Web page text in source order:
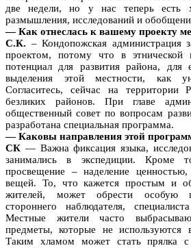
две недели, но у нас теперь есть
размышления, исследований и
— Как отнеслась к вашему проекту
С.К. – Кондопожская администрация
проектом, потому что в этнической
потенциал для развития района, для
выделения этой местности, как
Согласитесь, сейчас на территории
безликих районов. При главе
общественный совет по вопросам
разработана специальная программа.
— Каковы направления этой
СК — Важна фиксация языка,
занимались в экспедиции. Кроме
просвещение – наделение
вещей. То, что кажется простым и
жителей, может обрести особую
стороннего наблюдателя,
Местные жители часто
предметы, которые не
Таким хламом может стать прялка с